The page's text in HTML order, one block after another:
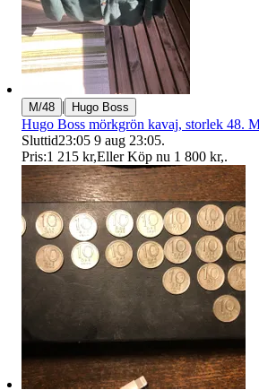
M/48 | Hugo Boss
Hugo Boss mörkgrön kavaj, storlek 48.
Sluttid23:05 9 aug 23:05.
Pris:1 215 kr,Eller Köp nu 1 800 kr,.